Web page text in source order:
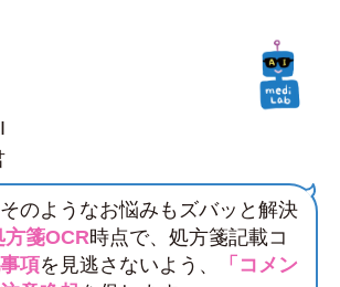
のようなお悩みもズバッと解決
方箋OCR時点で、処方箋記載コ
項を見逃さないよう、
「コメン